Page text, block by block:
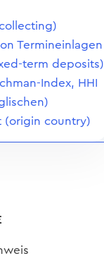
Termineinlagen
term deposits)
Index, HHI
(origin country)